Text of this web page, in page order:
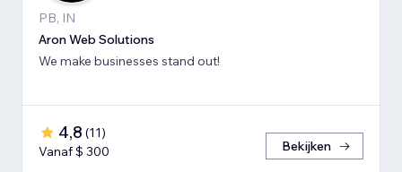
PB, IN
Aron Web Solutions
We make businesses stand out!
4,8 (11)
Vanaf $ 300
Bekijken